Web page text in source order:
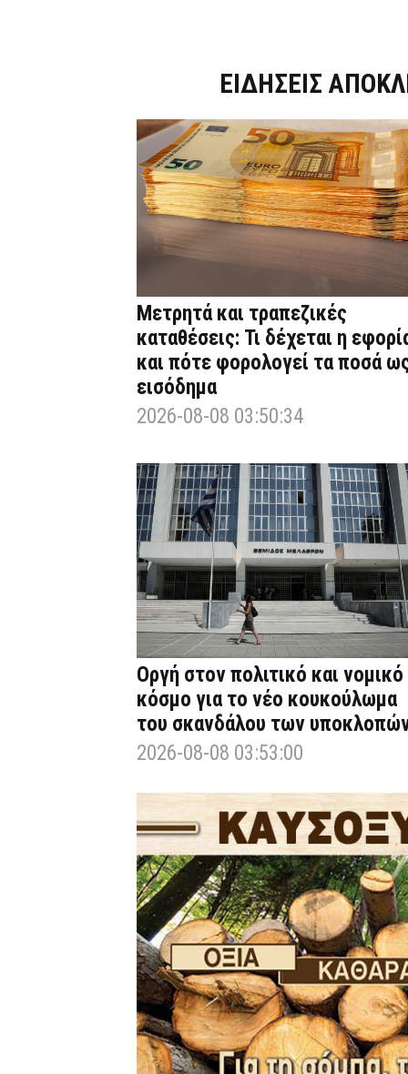
ΕΙΔΗΣΕΙΣ
Μετρητά και τραπεζικές
καταθέσεις: Τι δέχεται η
και πότε φορολογεί τα ποσά
εισόδημα
2026-08-08 03:50:34
Οργή στον πολιτικό και νομικό
κόσμο για το νέο κουκούλωμα
του σκανδάλου των
2026-08-08 03:53:00